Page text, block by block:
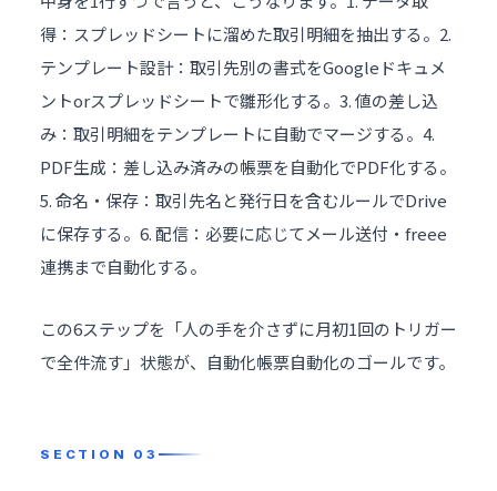
得：スプレッドシートに溜めた取引明細を抽出する。2.
テンプレート設計：取引先別の書式をGoogleドキュメ
ントorスプレッドシートで雛形化する。3. 値の差し込
み：取引明細をテンプレートに自動でマージする。4.
PDF生成：差し込み済みの帳票を自動化でPDF化する。
5. 命名・保存：取引先名と発行日を含むルールでDrive
に保存する。6. 配信：必要に応じてメール送付・freee
連携まで自動化する。
この6ステップを「人の手を介さずに月初1回のトリガー
で全件流す」状態が、自動化帳票自動化のゴールです。